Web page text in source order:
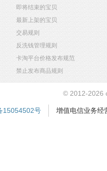
即将结束的宝贝
最新上架的宝贝
交易规则
反洗钱管理规则
卡淘平台价格发布规范
禁止发布商品规则
© 2012-2026
15054502号 增值电信业务经